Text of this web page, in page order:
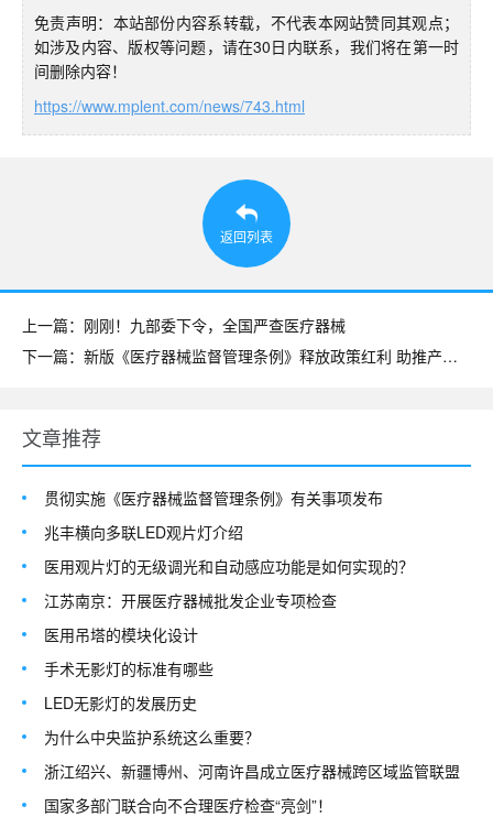
免责声明：本站部份内容系转载，不代表本网站赞同其观点；
如涉及内容、版权等问题，请在30日内联系，我们将在第一时
间删除内容！
https://www.mplent.com/news/743.html
返回列表
上一篇：刚刚！九部委下令，全国严查医疗器械
下一篇：新版《医疗器械监督管理条例》释放政策红利 助推产业创新发展
文章推荐
贯彻实施《医疗器械监督管理条例》有关事项发布
兆丰横向多联LED观片灯介绍
医用观片灯的无级调光和自动感应功能是如何实现的？
江苏南京：开展医疗器械批发企业专项检查
医用吊塔的模块化设计
手术无影灯的标准有哪些
LED无影灯的发展历史
为什么中央监护系统这么重要？
浙江绍兴、新疆博州、河南许昌成立医疗器械跨区域监管联盟
国家多部门联合向不合理医疗检查“亮剑”！